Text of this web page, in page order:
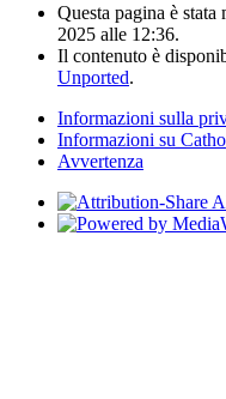
Questa pagina è
2025 alle 12:36.
Il contenuto è
Unported.
Informazioni sulla
Informazioni su
Avvertenza